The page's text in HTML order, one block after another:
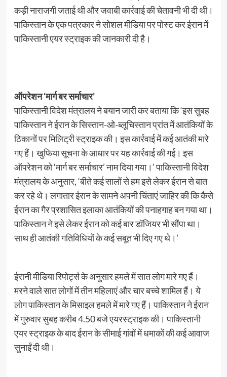
कड़ी नाराजगी जताई थी और जवाबी कार्रवाई की चेतावनी भी दी थी।
पाकिस्तान के एक पत्रकार ने सोशल मीडिया पर पोस्ट कर ईरान में
पाकिस्तानी एयर स्ट्राइक की जानकारी दी है।
ऑपरेशन ‘मार्ग बर सर्माचार’
पाकिस्तानी विदेश मंत्रालय ने बयान जारी कर बताया कि ‘इस सुबह
पाकिस्तान ने ईरान के सिस्तान-ओ-ब्लूचिस्तान प्रांत में आतंकियों के
ठिकानों पर मिलिट्री स्ट्राइक की। इस कार्रवाई में कई आतंकी मारे
गए हैं। खुफिया सूचना के आधार पर यह कार्रवाई की गई। इस
ऑपरेशन को ‘मार्ग बर सर्माचार’ नाम दिया गया।’ पाकिस्तानी विदेश
मंत्रालय के अनुसार, ‘बीते कई सालों से हम इसे लेकर ईरान से बात
कर रहे थे। लगातार ईरान के सामने अपनी चिंताएं जाहिर की कि कैसे
ईरान का गैर प्रशासित इलाका आतंकियों की पनाहगाह बन गया था।
पाकिस्तान ने इसे लेकर ईरान को कई बार डॉजियर भी सौंपा था।
साथ ही आतंकी गतिविधियों के कई सबूत भी दिए गए थे।’
ईरानी मीडिया रिपोर्ट्स के अनुसार हमले में सात लोग मारे गए हैं।
मरने वाले सात लोगों में तीन महिलाएं और चार बच्चे शामिल हैं। ये
लोग पाकिस्तान के मिसाइल हमले में मारे गए हैं। पाकिस्तान ने ईरान
में गुरुवार सुबह करीब 4.50 बजे एयरस्ट्राइक की। पाकिस्तानी
एयर स्ट्राइक के बाद ईरान के सीमाई गांवों में धमाकों की कई आवाज
सुनाईं दी थी।